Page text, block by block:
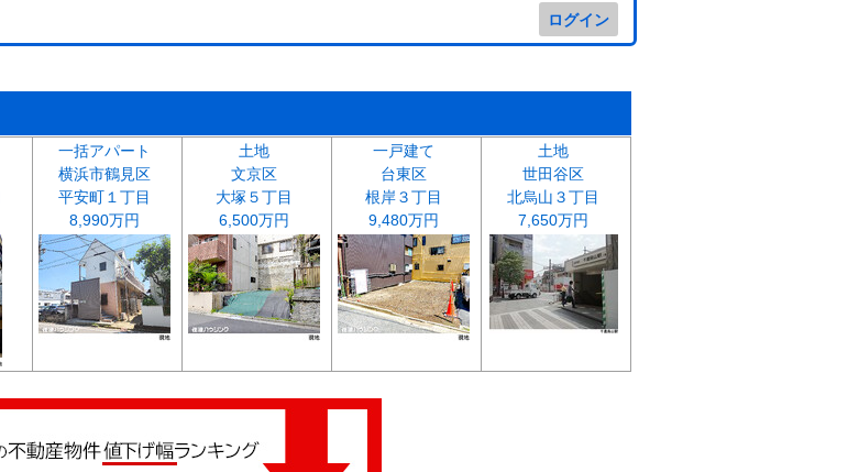
ログイン
一括アパート
横浜市鶴見区
平安町１丁目
8,990万円
土地
文京区
大塚５丁目
6,500万円
一戸建て
台東区
根岸３丁目
9,480万円
土地
世田谷区
北烏山３丁目
7,650万円